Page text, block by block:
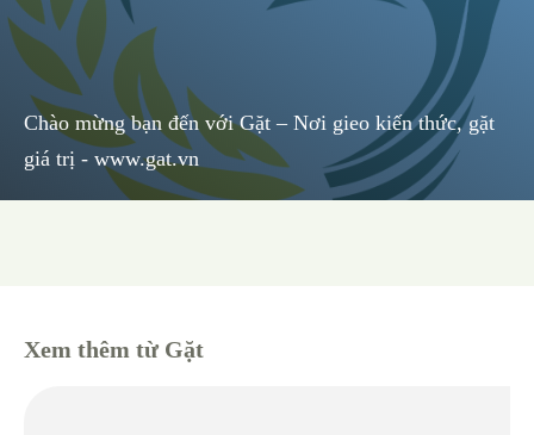
Chào mừng bạn đến với Gặt – Nơi gieo kiến thức, gặt
giá trị - www.gat.vn
Xem thêm từ Gặt